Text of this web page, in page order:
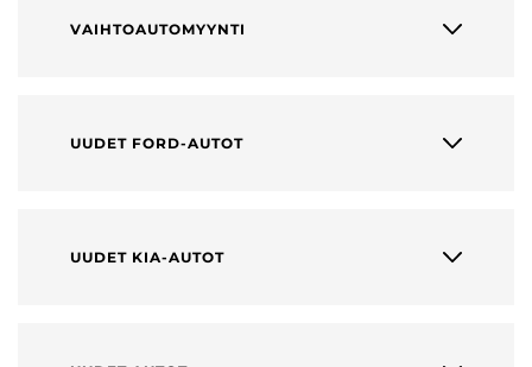
VAIHTOAUTOMYYNTI
UUDET FORD-AUTOT
UUDET KIA-AUTOT